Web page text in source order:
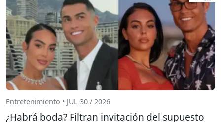
Entretenimiento • JUL 30 / 2026
¿Habrá boda? Filtran invitación del supuesto